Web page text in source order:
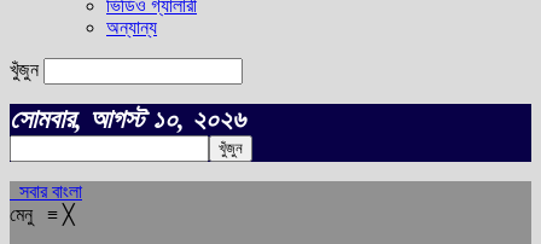
ভিডিও গ্যালারী
অন্যান্য
খুঁজুন
সোমবার, আগস্ট ১০, ২০২৬
সবার বাংলা
মেনু ≡ ╳